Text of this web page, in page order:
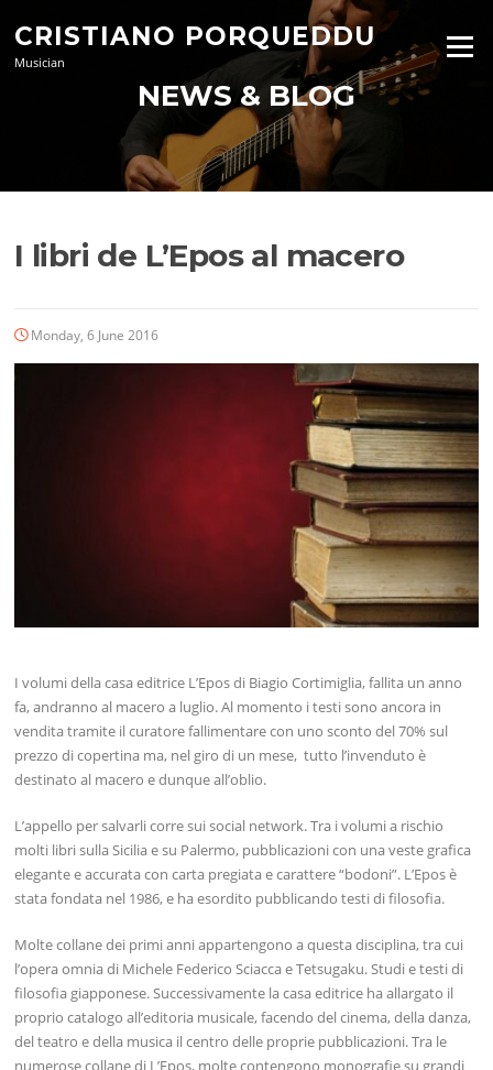
content
CRISTIANO PORQUEDDU
Musician
Menu
NEWS & BLOG
I libri de L’Epos al macero
Monday, 6 June 2016
I volumi della casa editrice L’Epos di Biagio Cortimiglia, fallita un anno
fa, andranno al macero a luglio. Al momento i testi sono ancora in
vendita tramite il curatore fallimentare con uno sconto del 70% sul
prezzo di copertina ma, nel giro di un mese, tutto l’invenduto è
destinato al macero e dunque all’oblio.
L’appello per salvarli corre sui social network. Tra i volumi a rischio
molti libri sulla Sicilia e su Palermo, pubblicazioni con una veste grafica
elegante e accurata con carta pregiata e carattere “bodoni”. L’Epos è
stata fondata nel 1986, e ha esordito pubblicando testi di filosofia.
Molte collane dei primi anni appartengono a questa disciplina, tra cui
l’opera omnia di Michele Federico Sciacca e Tetsugaku. Studi e testi di
filosofia giapponese. Successivamente la casa editrice ha allargato il
proprio catalogo all’editoria musicale, facendo del cinema, della danza,
del teatro e della musica il centro delle proprie pubblicazioni. Tra le
numerose collane di L’Epos, molte contengono monografie su grandi